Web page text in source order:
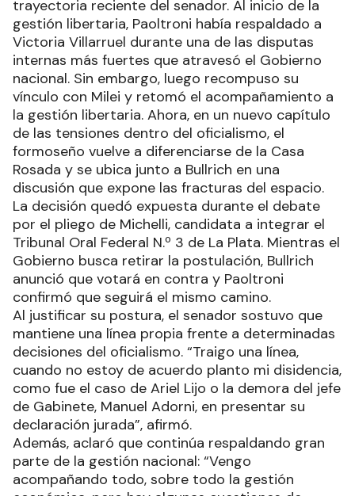
trayectoria reciente del senador. Al inicio de la
gestión libertaria, Paoltroni había respaldado a
Victoria Villarruel durante una de las disputas
internas más fuertes que atravesó el Gobierno
nacional. Sin embargo, luego recompuso su
vínculo con Milei y retomó el acompañamiento a
la gestión libertaria. Ahora, en un nuevo capítulo
de las tensiones dentro del oficialismo, el
formoseño vuelve a diferenciarse de la Casa
Rosada y se ubica junto a Bullrich en una
discusión que expone las fracturas del espacio.
La decisión quedó expuesta durante el debate
por el pliego de Michelli, candidata a integrar el
Tribunal Oral Federal N.º 3 de La Plata. Mientras el
Gobierno busca retirar la postulación, Bullrich
anunció que votará en contra y Paoltroni
confirmó que seguirá el mismo camino.
Al justificar su postura, el senador sostuvo que
mantiene una línea propia frente a determinadas
decisiones del oficialismo. “Traigo una línea,
cuando no estoy de acuerdo planto mi disidencia,
como fue el caso de Ariel Lijo o la demora del jefe
de Gabinete, Manuel Adorni, en presentar su
declaración jurada”, afirmó.
Además, aclaró que continúa respaldando gran
parte de la gestión nacional: “Vengo
acompañando todo, sobre todo la gestión